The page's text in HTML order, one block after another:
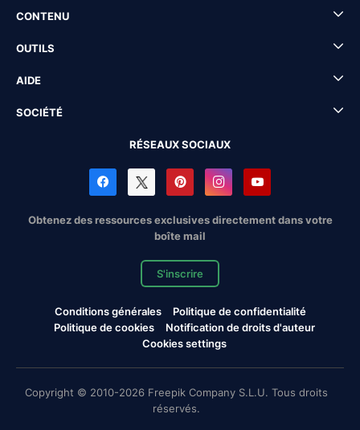
CONTENU
OUTILS
AIDE
SOCIÉTÉ
RÉSEAUX SOCIAUX
Obtenez des ressources exclusives directement dans votre
boîte mail
S'inscrire
Conditions générales
Politique de confidentialité
Politique de cookies
Notification de droits d'auteur
Cookies settings
Copyright © 2010-2026 Freepik Company S.L.U. Tous droits
réservés.